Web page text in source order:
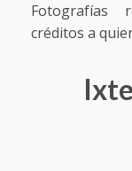
Fotografías
créditos a